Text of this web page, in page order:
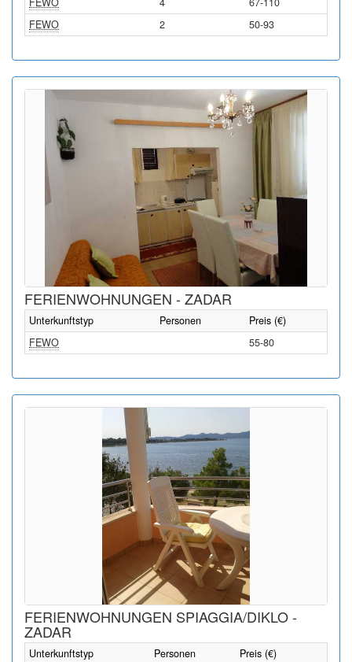
FEWO
2 50-93
FERIENWOHNUNGEN - ZADAR
Unterkunftstyp Personen
Preis (€)
FEWO
55-80
FERIENWOHNUNGEN SPIAGGIA/DIKLO -
ZADAR
Unterkunftstyp Personen
Preis (€)